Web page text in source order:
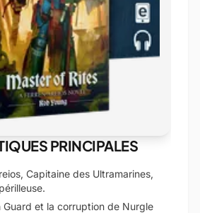
PRINCIPALES
Capitaine des Ultramarines,
Guard et la corruption de Nurgle